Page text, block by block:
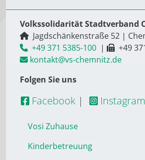
Volkssolidarität Stadtverband
Jagdschänkenstraße 52 |
+49 371 5385-100 |
+49
kontakt@vs-chemnitz.de
Folgen Sie uns
Facebook | Instagram
Vosi Zuhause
Kinderbetreuung